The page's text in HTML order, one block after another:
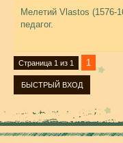
Мелетий Vlastos (1576-
педагог.
Страница 1 из 1 1